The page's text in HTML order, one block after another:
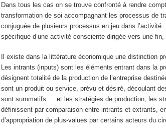
Dans tous les cas on se trouve confronté à rendre
transformation de soi accompagnant les processus de
conjuguée de plusieurs processus en jeu dans
spécifique d’une activité consciente dirigée vers une
Il existe dans la littérature économique une distinction
Les intrants (inputs) sont les éléments entrant dans la
désignent totalité de la production de l’entreprise
sont un produit ou service, prévu et désiré, découlant
sontsummatifs…. et les stratégies de production, les
définissent par comparaison entre intrants et extrants,
d’appropriation de plus-values par certains acteurs du